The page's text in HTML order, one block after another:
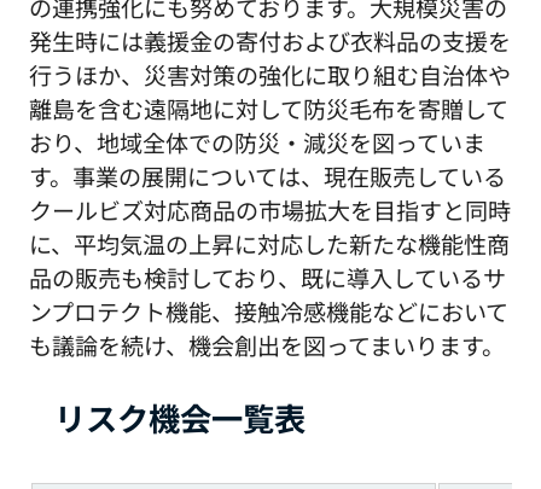
発生時には義援金の寄付および衣料品の支援を
行うほか、災害対策の強化に取り組む自治体や
離島を含む遠隔地に対して防災毛布を寄贈して
おり、地域全体での防災・減災を図っていま
す。事業の展開については、現在販売している
クールビズ対応商品の市場拡大を目指すと同時
に、平均気温の上昇に対応した新たな機能性商
品の販売も検討しており、既に導入しているサ
ンプロテクト機能、接触冷感機能などにおいて
も議論を続け、機会創出を図ってまいります。
リスク機会一覧表